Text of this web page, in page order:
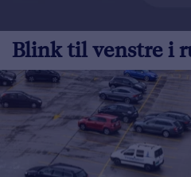
Blink til venstre i